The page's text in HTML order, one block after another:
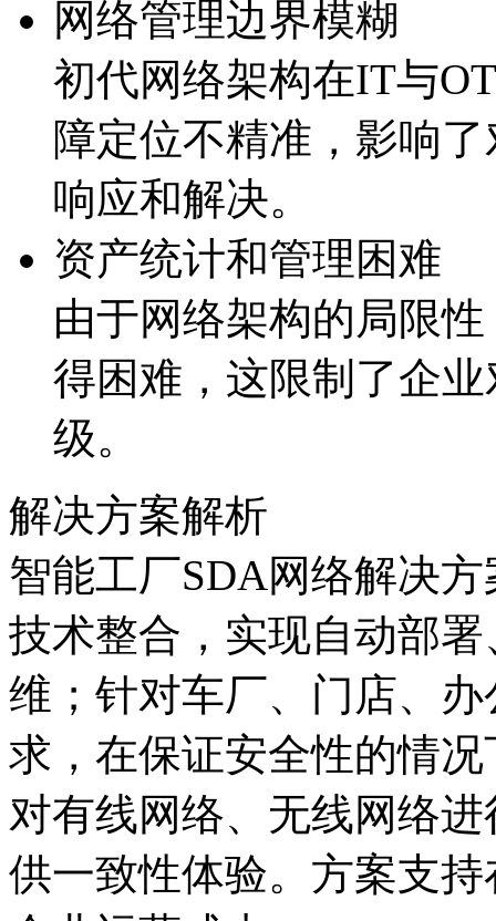
网络管理边界模糊
初代网络架构在IT与OT
障定位不精准，影
响应和解决。
资产统计和管理困难
由于网络架构的局限性
得困难，这限制了
级。
解决方案解析
智能工厂SDA网络解决方
技术整合，实现自动部
维；针对车厂、门店
求，在保证安全性的
对有线网络、无线网络
供一致性体验。方案支持